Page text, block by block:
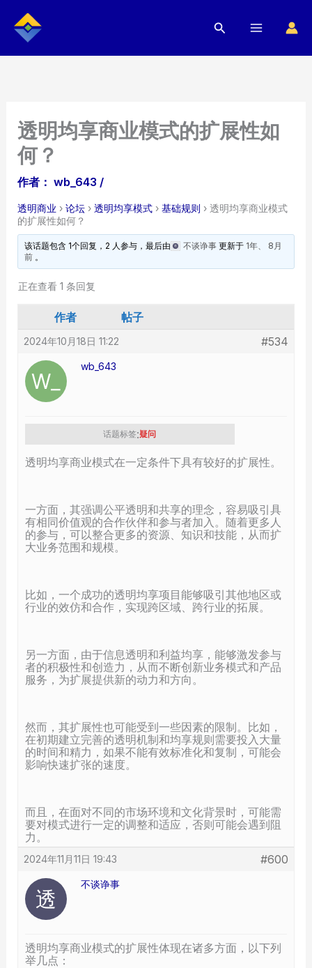
搜
透明均享商业模式的扩展性如
何？
作者： wb_643 /
透明商业 › 论坛 › 透明均享模式 › 基础规则 › 透明均享商业模式
的扩展性如何？
该话题包含 1个回复，2 人参与，最后由 不谈诤事 更新于 1年、 8月
前 。
正在查看 1 条回复
作者 帖子
2024年10月18日 11:22 #534
wb_643
话题标签:疑问
透明均享商业模式在一定条件下具有较好的扩展性。
一方面，其强调公平透明和共享的理念，容易吸引具
有相同价值观的合作伙伴和参与者加入。随着更多人
的参与，可以整合更多的资源、知识和技能，从而扩
大业务范围和规模。
比如，一个成功的透明均享项目能够吸引其他地区或
行业的效仿和合作，实现跨区域、跨行业的拓展。
另一方面，由于信息透明和利益均享，能够激发参与
者的积极性和创造力，从而不断创新业务模式和产品
服务，为扩展提供新的动力和方向。
然而，其扩展性也可能受到一些因素的限制。比如，
在初期建立完善的透明机制和均享规则需要投入大量
的时间和精力，如果不能有效标准化和复制，可能会
影响快速扩张的速度。
而且，在面对不同的市场环境和文化背景时，可能需
要对模式进行一定的调整和适应，否则可能会遇到阻
力。
2024年11月11日 19:43 #600
不谈诤事
透明均享商业模式的扩展性体现在诸多方面，以下列
举几点：